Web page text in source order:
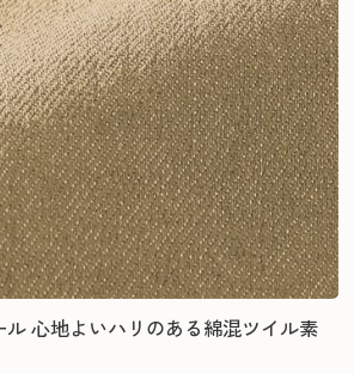
ル 心地よいハリのある綿混ツイル素